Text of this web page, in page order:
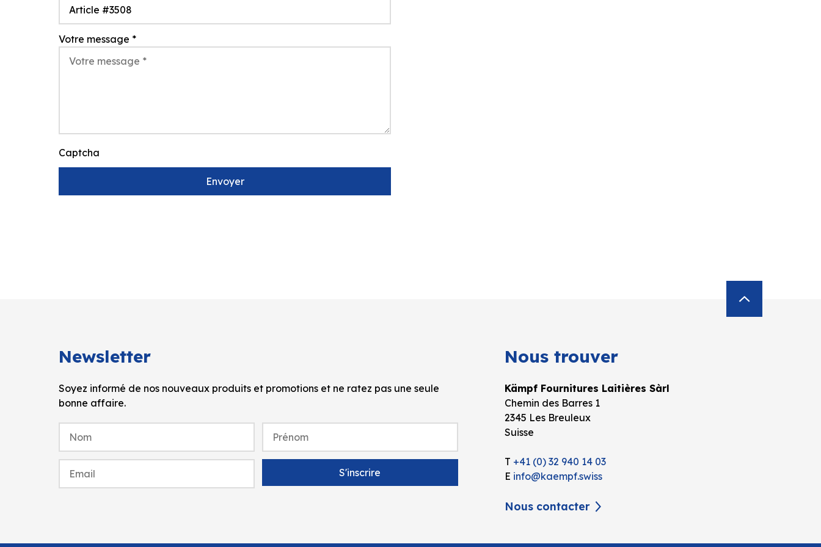
Votre message *
Captcha
Envoyer
Newsletter
Soyez informé de nos nouveaux produits et promotions et ne ratez pas une seule
bonne affaire.
Nous trouver
Kämpf Fournitures Laitières Sàrl
Chemin des Barres 1
2345 Les Breuleux
Suisse
T +41 (0) 32 940 14 03
E info@kaempf.swiss
Nous contacter